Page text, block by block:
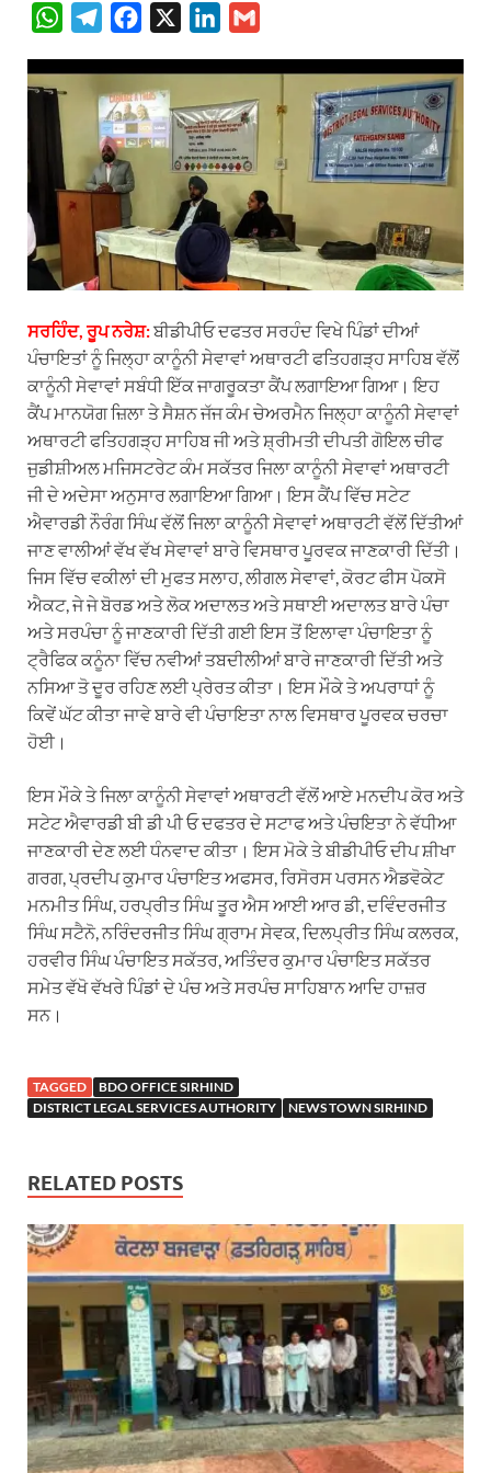
W
a
A
p
l
e
g
r
m
c
e
b
k
n
k
d
n
a
ਸਰਹਿੰਦ, ਰੂਪ ਨਰੇਸ਼:ਬੀਡੀਪੀਓ ਦਫਤਰ ਸਰਹੰਦ ਵਿਖੇ ਪਿੰਡਾਂ ਦੀਆਂ
ਪੰਚਾਇਤਾਂ ਨੂੰ ਜਿਲ੍ਹਾ ਕਾਨੂੰਨੀ ਸੇਵਾਵਾਂ ਅਥਾਰਟੀ ਫਤਿਹਗੜ੍ਹ ਸਾਹਿਬ ਵੱਲੋਂ
ਕਾਨੂੰਨੀ ਸੇਵਾਵਾਂ ਸਬੰਧੀ ਇੱਕ ਜਾਗਰੂਕਤਾ ਕੈਂਪ ਲਗਾਇਆ ਗਿਆ। ਇਹ
ਕੈਂਪ ਮਾਨਯੋਗ ਜ਼ਿਲਾ ਤੇ ਸੈਸ਼ਨ ਜੱਜ ਕੰਮ ਚੇਅਰਮੈਨ ਜਿਲ੍ਹਾ ਕਾਨੂੰਨੀ ਸੇਵਾਵਾਂ
ਅਥਾਰਟੀ ਫਤਿਹਗੜ੍ਹ ਸਾਹਿਬ ਜੀ ਅਤੇ ਸ਼੍ਰੀਮਤੀ ਦੀਪਤੀ ਗੋਇਲ ਚੀਫ
ਜੁਡੀਸ਼ੀਅਲ ਮਜਿਸਟਰੇਟ ਕੰਮ ਸਕੱਤਰ ਜਿਲਾ ਕਾਨੂੰਨੀ ਸੇਵਾਵਾਂ ਅਥਾਰਟੀ
ਜੀ ਦੇ ਅਦੇਸਾ ਅਨੁਸਾਰ ਲਗਾਇਆ ਗਿਆ। ਇਸ ਕੈਂਪ ਵਿੱਚ ਸਟੇਟ
ਐਵਾਰਡੀ ਨੌਰੰਗ ਸਿੰਘ ਵੱਲੋਂ ਜਿਲਾ ਕਾਨੂੰਨੀ ਸੇਵਾਵਾਂ ਅਥਾਰਟੀ ਵੱਲੋਂ ਦਿੱਤੀਆਂ
ਜਾਣ ਵਾਲੀਆਂ ਵੱਖ ਵੱਖ ਸੇਵਾਵਾਂ ਬਾਰੇ ਵਿਸਥਾਰ ਪੂਰਵਕ ਜਾਣਕਾਰੀ ਦਿੱਤੀ।
ਜਿਸ ਵਿੱਚ ਵਕੀਲਾਂ ਦੀ ਮੁਫਤ ਸਲਾਹ, ਲੀਗਲ ਸੇਵਾਵਾਂ, ਕੋਰਟ ਫੀਸ ਪੋਕਸੋ
ਐਕਟ, ਜੇ ਜੇ ਬੋਰਡ ਅਤੇ ਲੋਕ ਅਦਾਲਤ ਅਤੇ ਸਥਾਈ ਅਦਾਲਤ ਬਾਰੇ ਪੰਚਾ
ਅਤੇ ਸਰਪੰਚਾ ਨੂੰ ਜਾਣਕਾਰੀ ਦਿੱਤੀ ਗਈ ਇਸ ਤੋਂ ਇਲਾਵਾ ਪੰਚਾਇਤਾ ਨੂੰ
ਟ੍ਰੈਫਿਕ ਕਨੂੰਨਾ ਵਿੱਚ ਨਵੀਆਂ ਤਬਦੀਲੀਆਂ ਬਾਰੇ ਜਾਣਕਾਰੀ ਦਿੱਤੀ ਅਤੇ
ਨਸਿਆ ਤੋ ਦੂਰ ਰਹਿਣ ਲਈ ਪ੍ਰੇਰਤ ਕੀਤਾ। ਇਸ ਮੌਕੇ ਤੇ ਅਪਰਾਧਾਂ ਨੂੰ
ਕਿਵੇਂ ਘੱਟ ਕੀਤਾ ਜਾਵੇ ਬਾਰੇ ਵੀ ਪੰਚਾਇਤਾ ਨਾਲ ਵਿਸਥਾਰ ਪੂਰਵਕ ਚਰਚਾ
ਹੋਈ।
ਇਸ ਮੌਕੇ ਤੇ ਜਿਲਾ ਕਾਨੂੰਨੀ ਸੇਵਾਵਾਂ ਅਥਾਰਟੀ ਵੱਲੋਂ ਆਏ ਮਨਦੀਪ ਕੋਰ ਅਤੇ
ਸਟੇਟ ਐਵਾਰਡੀ ਬੀ ਡੀ ਪੀ ਓ ਦਫਤਰ ਦੇ ਸਟਾਫ ਅਤੇ ਪੰਚਇਤਾ ਨੇ ਵੱਧੀਆ
ਜਾਣਕਾਰੀ ਦੇਣ ਲਈ ਧੰਨਵਾਦ ਕੀਤਾ। ਇਸ ਮੋਕੇ ਤੇ ਬੀਡੀਪੀਓ ਦੀਪ ਸ਼ੀਖਾ
ਗਰਗ, ਪ੍ਰਦੀਪ ਕੁਮਾਰ ਪੰਚਾਇਤ ਅਫਸਰ, ਰਿਸੋਰਸ ਪਰਸਨ ਐਡਵੋਕੇਟ
ਮਨਮੀਤ ਸਿੰਘ, ਹਰਪ੍ਰੀਤ ਸਿੰਘ ਤੂਰ ਐਸ ਆਈ ਆਰ ਡੀ, ਦਵਿੰਦਰਜੀਤ
ਸਿੰਘ ਸਟੈਨੋ, ਨਰਿੰਦਰਜੀਤ ਸਿੰਘ ਗ੍ਰਾਮ ਸੇਵਕ, ਦਿਲਪ੍ਰੀਤ ਸਿੰਘ ਕਲਰਕ,
ਹਰਵੀਰ ਸਿੰਘ ਪੰਚਾਇਤ ਸਕੱਤਰ, ਅਤਿੰਦਰ ਕੁਮਾਰ ਪੰਚਾਇਤ ਸਕੱਤਰ
ਸਮੇਤ ਵੱਖੋ ਵੱਖਰੇ ਪਿੰਡਾਂ ਦੇ ਪੰਚ ਅਤੇ ਸਰਪੰਚ ਸਾਹਿਬਾਨ ਆਦਿ ਹਾਜ਼ਰ
ਸਨ।
TAGGED
BDO OFFICE SIRHIND
DISTRICT LEGAL SERVICES AUTHORITY
NEWS TOWN SIRHIND
RELATED POSTS